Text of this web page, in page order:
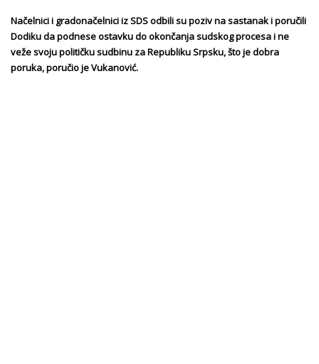
Načelnici i gradonačelnici iz SDS odbili su poziv na sastanak i poručili
Dodiku da podnese ostavku do okončanja sudskog procesa i ne
veže svoju političku sudbinu za Republiku Srpsku, što je dobra
poruka, poručio je Vukanović.